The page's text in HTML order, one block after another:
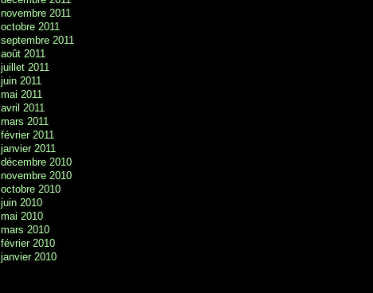
novembre 2011
octobre 2011
septembre 2011
août 2011
juillet 2011
juin 2011
mai 2011
avril 2011
mars 2011
février 2011
janvier 2011
décembre 2010
novembre 2010
octobre 2010
juin 2010
mai 2010
mars 2010
février 2010
janvier 2010